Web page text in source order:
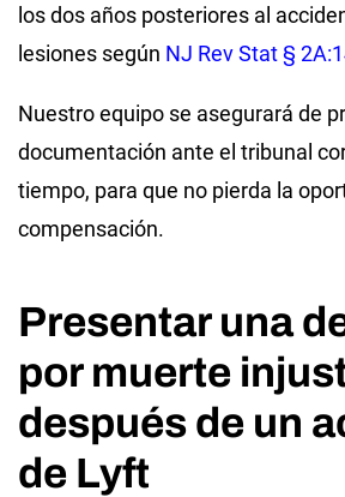
los dos años posteriores al
lesiones según NJ Rev Stat §
Nuestro equipo se asegurará de
documentación ante el tribunal
tiempo, para que no pierda la
compensación.
Presentar una
por muerte
después de un
de Lyft